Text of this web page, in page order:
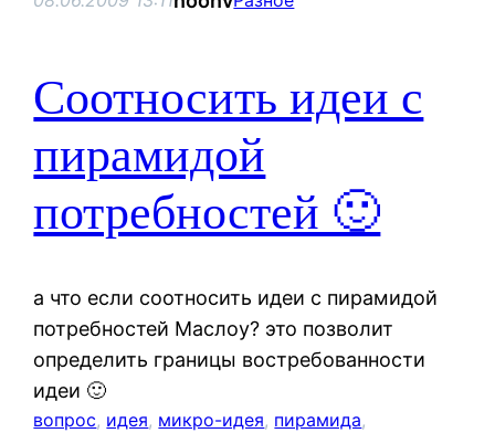
Соотносить идеи с
пирамидой
потребностей 🙂
а что если соотносить идеи с пирамидой
потребностей Маслоу? это позволит
определить границы востребованности
идеи 🙂
вопрос, идея, микро-идея, пирамида